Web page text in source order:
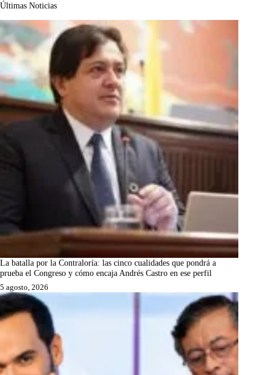
Últimas Noticias
La batalla por la Contraloría: las cinco cualidades que pondrá a
prueba el Congreso y cómo encaja Andrés Castro en ese perfil
5 agosto, 2026